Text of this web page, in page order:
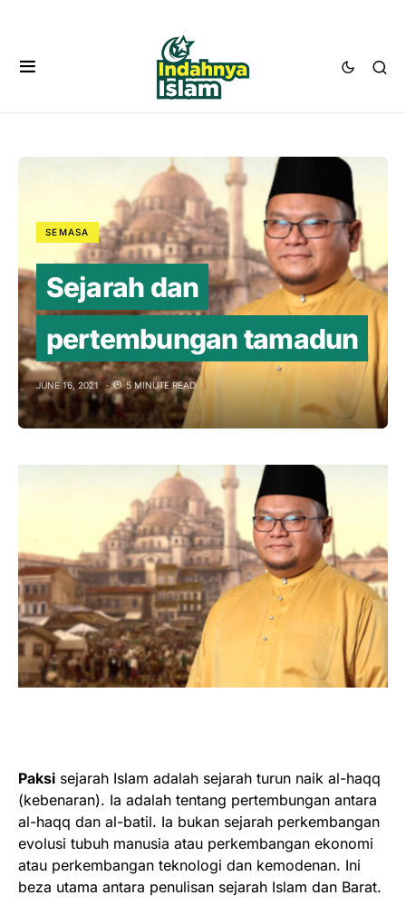
SEMASA
Sejarah dan
pertembungan tamadun
JUNE 16, 2021 5 MINUTE READ
Paksi sejarah Islam adalah sejarah turun naik al-haqq
(kebenaran). Ia adalah tentang pertembungan antara
al-haqq dan al-batil. Ia bukan sejarah perkembangan
evolusi tubuh manusia atau perkembangan ekonomi
atau perkembangan teknologi dan kemodenan. Ini
beza utama antara penulisan sejarah Islam dan Barat.